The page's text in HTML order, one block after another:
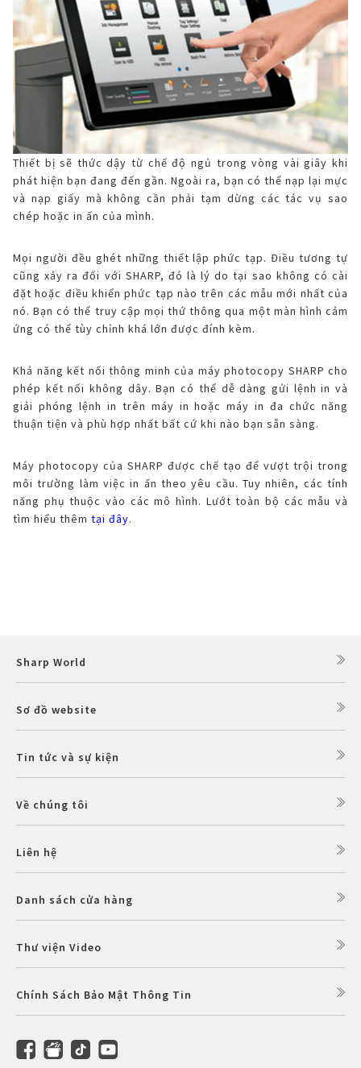
Thiết bị sẽ thức dậy từ chế độ ngủ trong vòng vài giây khi
phát hiện bạn đang đến gần. Ngoài ra, bạn có thể nạp lại mực
và nạp giấy mà không cần phải tạm dừng các tác vụ sao
chép hoặc in ấn của mình.
Mọi người đều ghét những thiết lập phức tạp. Điều tương tự
cũng xảy ra đối với SHARP, đó là lý do tại sao không có cài
đặt hoặc điều khiển phức tạp nào trên các mẫu mới nhất của
nó. Bạn có thể truy cập mọi thứ thông qua một màn hình cảm
ứng có thể tùy chỉnh khá lớn được đính kèm.
Khả năng kết nối thông minh của máy photocopy SHARP cho
phép kết nối không dây. Bạn có thể dễ dàng gửi lệnh in và
giải phóng lệnh in trên máy in hoặc máy in đa chức năng
thuận tiện và phù hợp nhất bất cứ khi nào bạn sẵn sàng.
Máy photocopy của SHARP được chế tạo để vượt trội trong
môi trường làm việc in ấn theo yêu cầu. Tuy nhiên, các tính
năng phụ thuộc vào các mô hình. Lướt toàn bộ các mẫu và
tìm hiểu thêm tại đây.
Sharp World
Sơ đồ website
Tin tức và sự kiện
Về chúng tôi
Liên hệ
Danh sách cửa hàng
Thư viện Video
Chính Sách Bảo Mật Thông Tin